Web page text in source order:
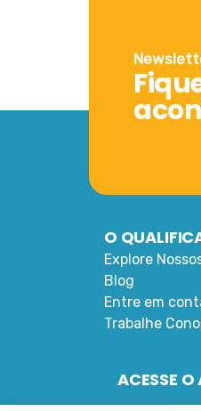
O
Explore
Blog
Entre em
Trabalhe
ACESSE